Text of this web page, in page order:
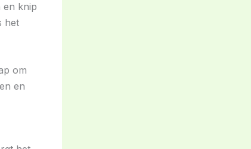
en knip
het
om
en